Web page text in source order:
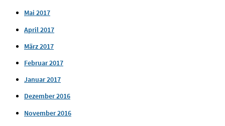
Mai 2017
April 2017
März 2017
Februar 2017
Januar 2017
Dezember 2016
November 2016